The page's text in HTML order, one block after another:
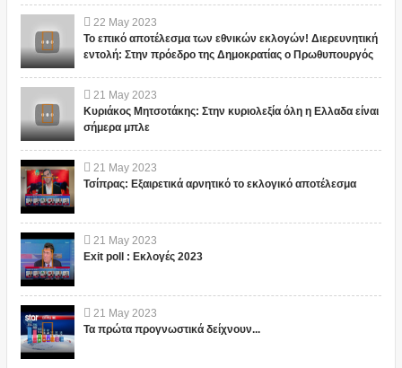
22 May 2023
Το επικό αποτέλεσμα των εθνικών εκλογών! Διερευνητική
εντολή: Στην πρόεδρο της Δημοκρατίας ο Πρωθυπουργός
21 May 2023
Κυριάκος Μητσοτάκης: Στην κυριολεξία όλη η Ελλαδα είναι
σήμερα μπλε
21 May 2023
Τσίπρας: Εξαιρετικά αρνητικό το εκλογικό αποτέλεσμα
21 May 2023
Exit poll : Εκλογές 2023
21 May 2023
Τα πρώτα προγνωστικά δείχνουν...